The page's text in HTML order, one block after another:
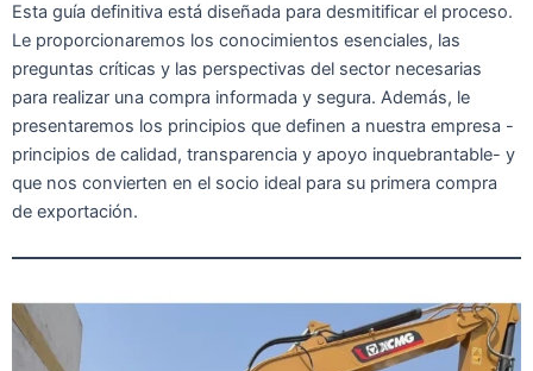
Esta guía definitiva está diseñada para desmitificar el proceso.
Le proporcionaremos los conocimientos esenciales, las
preguntas críticas y las perspectivas del sector necesarias
para realizar una compra informada y segura. Además, le
presentaremos los principios que definen a nuestra empresa -
principios de calidad, transparencia y apoyo inquebrantable- y
que nos convierten en el socio ideal para su primera compra
de exportación.